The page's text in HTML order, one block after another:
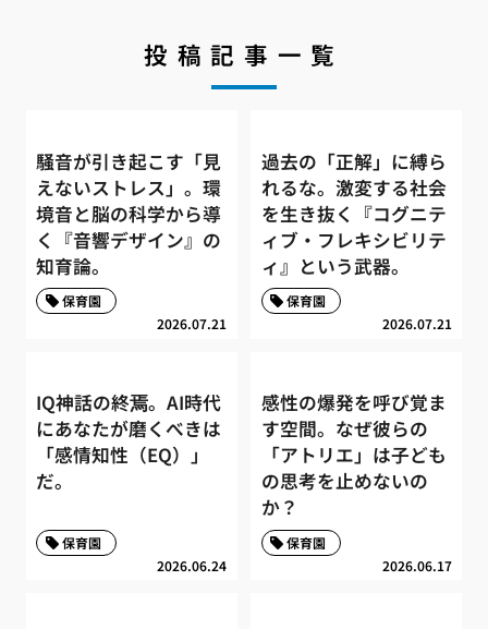
投稿記事一覧
騒音が引き起こす「見
えないストレス」。環
境音と脳の科学から導
く『音響デザイン』の
知育論。
2026.07.21
保育園
過去の「正解」に縛ら
れるな。激変する社会
を生き抜く『コグニテ
ィブ・フレキシビリテ
ィ』という武器。
2026.07.21
保育園
IQ神話の終焉。AI時代
にあなたが磨くべきは
「感情知性（EQ）」
だ。
2026.06.24
保育園
感性の爆発を呼び覚ま
す空間。なぜ彼らの
「アトリエ」は子ども
の思考を止めないの
か？
2026.06.17
保育園